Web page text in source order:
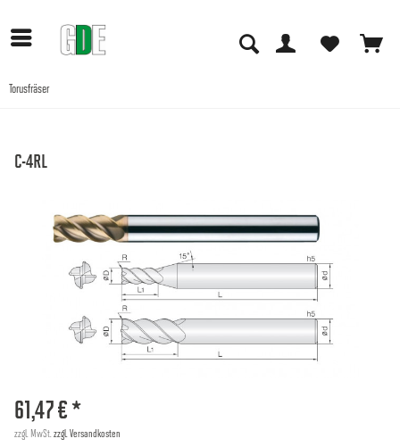
Torusfräser
C-4RL
61,47 € *
zzgl. MwSt. zzgl. Versandkosten